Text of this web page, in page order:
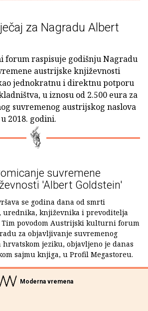
za Nagradu Albert
raspisuje godišnju Nagradu
austrijske književnosti
jednokratnu i direktnu potporu
u iznosu od 2.500 eura za
suvremenog austrijskog naslova
2018. godini.
suvremene
'Albert Goldstein'
se godina dana od smrti
urednika, književnika i prevoditelja
Tim povodom Austrijski kulturni forum
za objavljivanje suvremenog
jeziku, objavljeno je danas
sajmu knjiga, u Profil Megastoreu.
Moderna vremena